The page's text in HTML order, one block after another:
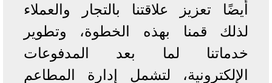
أيضًا تعزيز علاقتنا بالتجار والعملاء
لذلك قمنا بهذه الخطوة، وتطوير
خدماتنا لما بعد المدفوعات
الإلكترونية، لتشمل إدارة المطاعم